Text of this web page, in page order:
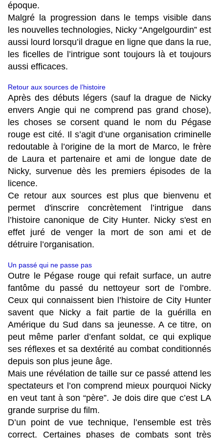
époque.
Malgré la progression dans le temps visible dans
les nouvelles technologies, Nicky “Angelgourdin” est
aussi lourd lorsqu’il drague en ligne que dans la rue,
les ficelles de l’intrigue sont toujours là et toujours
aussi efficaces.
Retour aux sources de l’histoire
Après des débuts légers (sauf la drague de Nicky
envers Angie qui ne comprend pas grand chose),
les choses se corsent quand le nom du Pégase
rouge est cité. Il s’agit d’une organisation criminelle
redoutable à l’origine de la mort de Marco, le frère
de Laura et partenaire et ami de longue date de
Nicky, survenue dès les premiers épisodes de la
licence.
Ce retour aux sources est plus que bienvenu et
permet d'inscrire concrètement l’intrigue dans
l’histoire canonique de City Hunter. Nicky s'est en
effet juré de venger la mort de son ami et de
détruire l’organisation.
Un passé qui ne passe pas
Outre le Pégase rouge qui refait surface, un autre
fantôme du passé du nettoyeur sort de l’ombre.
Ceux qui connaissent bien l’histoire de City Hunter
savent que Nicky a fait partie de la guérilla en
Amérique du Sud dans sa jeunesse. A ce titre, on
peut même parler d’enfant soldat, ce qui explique
ses réflexes et sa dextérité au combat conditionnés
depuis son plus jeune âge.
Mais une révélation de taille sur ce passé attend les
spectateurs et l’on comprend mieux pourquoi Nicky
en veut tant à son “père”. Je dois dire que c’est LA
grande surprise du film.
D’un point de vue technique, l’ensemble est très
correct. Certaines phases de combats sont très